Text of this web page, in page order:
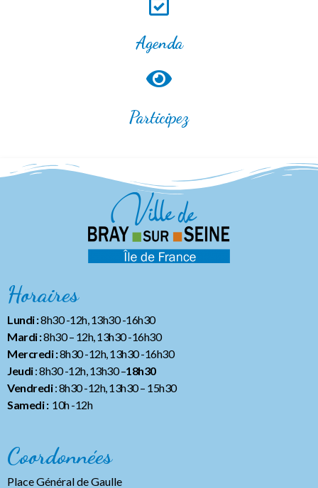
Agenda
Participez
Horaires
Lundi :8h30 -12h, 13h30 -16h30
Mardi :8h30 – 12h, 13h30 -16h30
Mercredi :8h30 -12h, 13h30 -16h30
Jeudi: 8h30 -12h, 13h30 –18h30
Vendredi: 8h30 -12h, 13h30– 15h30
Samedi :10h -12h
Coordonnées
Place Général de Gaulle